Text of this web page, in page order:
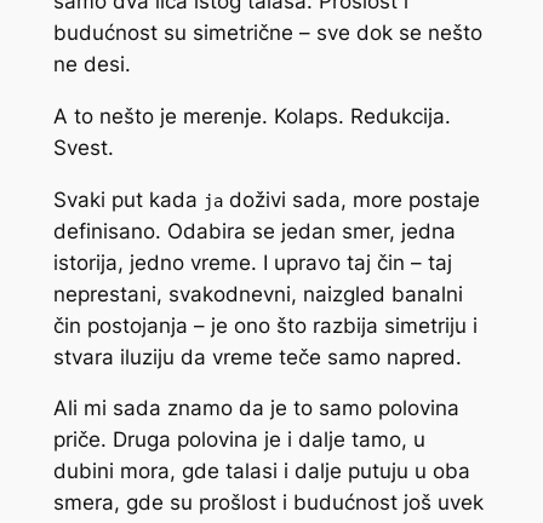
budućnost su simetrične – sve dok se nešto
ne desi.
A to nešto je merenje. Kolaps. Redukcija.
Svest.
Svaki put kada jadoživi sada, more postaje
definisano. Odabira se jedan smer, jedna
istorija, jedno vreme. I upravo taj čin – taj
neprestani, svakodnevni, naizgled banalni
čin postojanja – je ono što razbija simetriju i
stvara iluziju da vreme teče samo napred.
Ali mi sada znamo da je to samo polovina
priče. Druga polovina je i dalje tamo, u
dubini mora, gde talasi i dalje putuju u oba
smera, gde su prošlost i budućnost još uvek